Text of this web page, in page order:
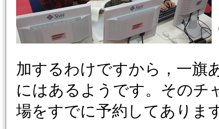
加するわけですから，一旗
にはあるようです。そのチ
場をすでに予約してありま